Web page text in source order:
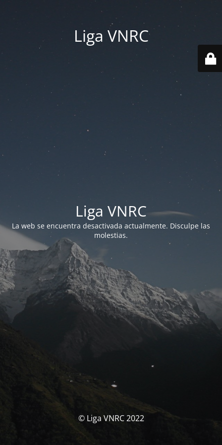
Liga VNRC
Liga VNRC
La web se encuentra desactivada actualmente. Disculpe las
molestias.
© Liga VNRC 2022